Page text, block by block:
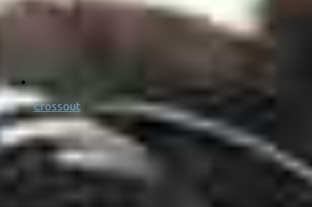
Crossout